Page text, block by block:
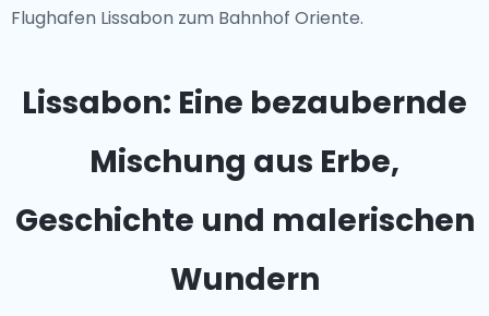
Flughafen Lissabon zum Bahnhof Oriente.
Lissabon: Eine bezaubernde
Mischung aus Erbe,
Geschichte und malerischen
Wundern